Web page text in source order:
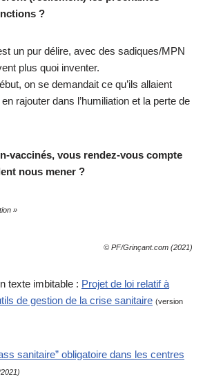
?
un pur délire, avec des sadiques/MPN
plus quoi inventer.
on se demandait ce qu’ils allaient
rajouter dans l’humiliation et la perte de
vaccinés, vous rendez-vous compte
nous mener ?
»
© PF/Grinçant.com (2021)
texte imbitable : Projet de loi relatif à
de gestion de la crise sanitaire (version
sanitaire” obligatoire dans les centres